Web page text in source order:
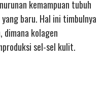
kemampuan tubuh
baru. Hal ini timbulnya
dimana kolagen
sel-sel kulit.